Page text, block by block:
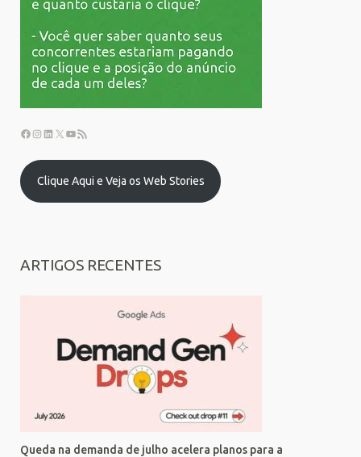
Clique Aqui e Veja os Web Stories
ARTIGOS RECENTES
Queda na demanda de julho acelera planos para a